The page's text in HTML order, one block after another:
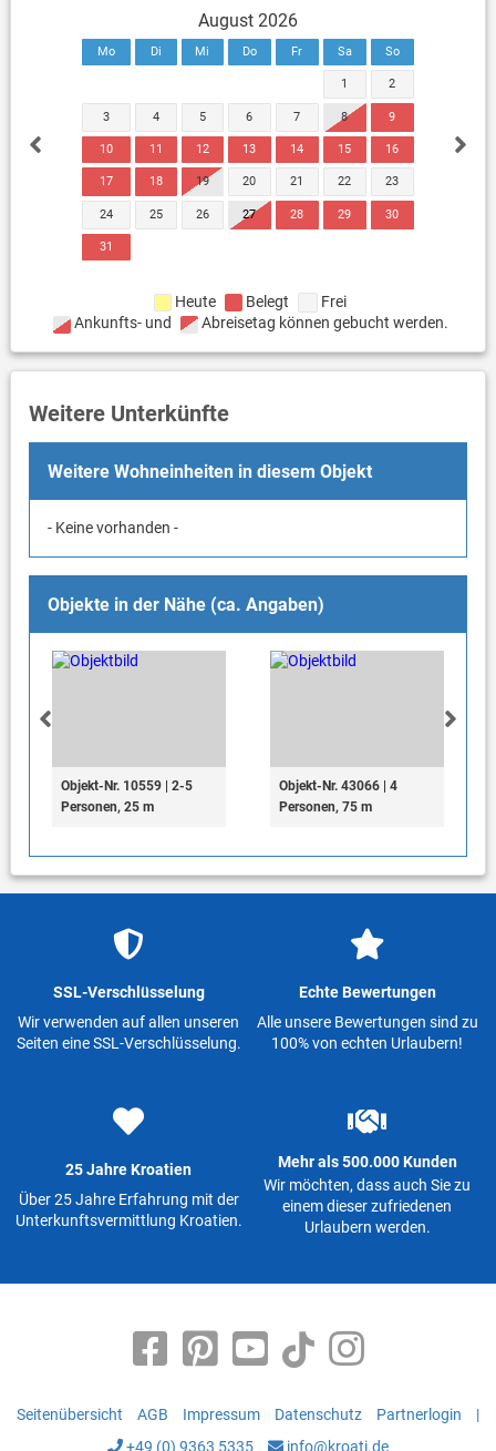
August 2026
Mo Di Mi Do Fr Sa So
1 2
3 4 5 6 7 8 9
10 11 12 13 14 15 16
17 18 19 20 21 22 23
24 25 26 27 28 29 30
31
Heute Belegt
Frei
Ankunfts- und
Abreisetag können gebucht werden.
Weitere Unterkünfte
Weitere Wohneinheiten in diesem Objekt
- Keine vorhanden -
Objekte in der Nähe (ca. Angaben)
Objekt-Nr. 10559 | 2-5
Personen, 25 m
Objekt-Nr. 43066 | 4
Personen, 75 m
SSL-Verschlüsselung
Wir verwenden auf allen unseren
Seiten eine SSL-Verschlüsselung.
Echte Bewertungen
Alle unsere Bewertungen sind zu
100% von echten Urlaubern!
25 Jahre Kroatien
Über 25 Jahre Erfahrung mit der
Unterkunftsvermittlung Kroatien.
Mehr als 500.000 Kunden
Wir möchten, dass auch Sie zu
einem dieser zufriedenen
Urlaubern werden.
Seitenübersicht AGB Impressum Datenschutz Partnerlogin
|
+49 (0) 9363 5335
info@kroati.de